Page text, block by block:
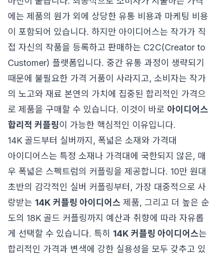
에는 제품의 원가 외에 상당한 유통 비용과 마케팅 비용
이 포함되어 있습니다. 하지만 아이디어스는 작가가 직
접 자신의 작품을 등록하고 판매하는 C2C(Creator to
Customer) 플랫폼입니다. 중간 유통 과정이 생략되기
때문에 불필요한 가격 거품이 사라지고, 소비자는 작가
의 노고와 재료 본연의 가치에 집중된 합리적인 가격으
로 제품을 구매할 수 있습니다. 이것이 바로 아이디어스
합리적 커플링이 가능한 핵심적인 이유입니다.
14K 골드부터 실버까지, 폭넓은 소재와 가격대
아이디어스는 특정 소재나 가격대에 국한되지 않은, 매
우 폭넓은 스펙트럼의 커플링을 제공합니다. 10만 원대
초반의 감각적인 실버 커플링부터, 가장 대중적으로 사
랑받는 14K 커플링 아이디어스 제품, 그리고 더 높은 순
도의 18K 골드 커플링까지 예산과 취향에 따라 자유롭
게 선택할 수 있습니다. 특히 14K 커플링 아이디어스는
합리적인 가격과 변색에 강한 실용성을 모두 갖추고 있